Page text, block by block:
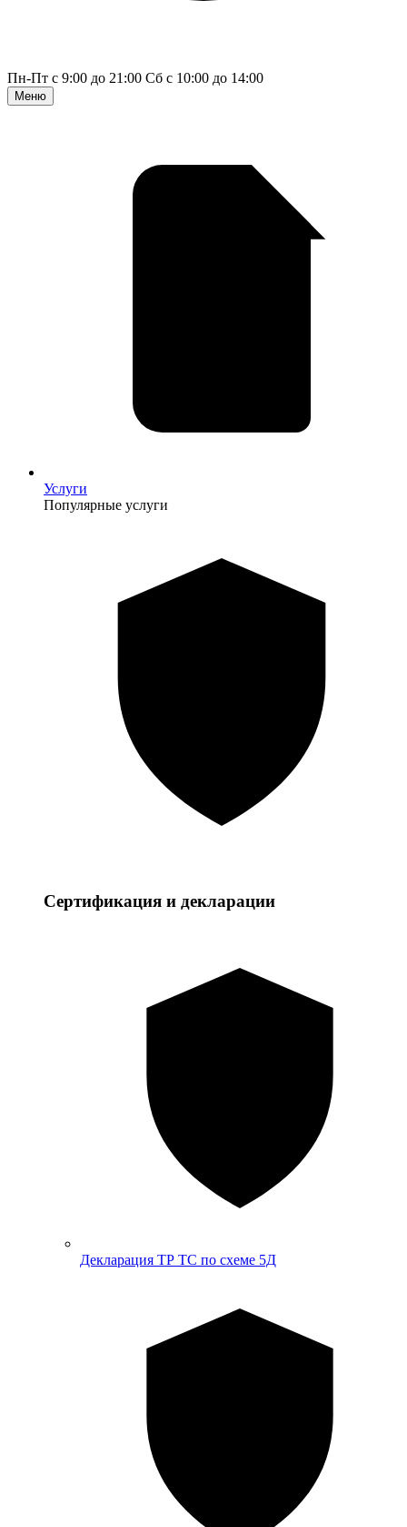
Пн-Пт с 9:00 до 21:00 Сб с 10:00 до 14:00
Меню
Услуги
Популярные услуги
Сертификация и декларации
Декларация ТР ТС по схеме 5Д